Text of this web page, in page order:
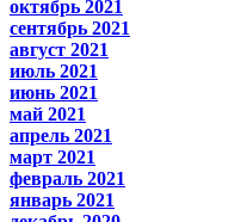
октябрь 2021
сентябрь 2021
август 2021
июль 2021
июнь 2021
май 2021
апрель 2021
март 2021
февраль 2021
январь 2021